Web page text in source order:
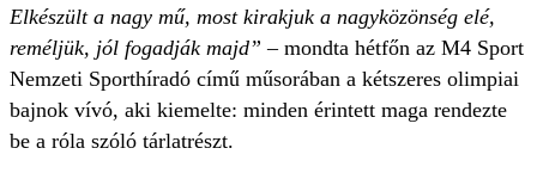
Elkészült a nagy mű, most kirakjuk a nagyközönség elé,
reméljük, jól fogadják majd” – mondta hétfőn az M4 Sport
Nemzeti Sporthíradó című műsorában a kétszeres olimpiai
bajnok vívó, aki kiemelte: minden érintett maga rendezte
be a róla szóló tárlatrészt.